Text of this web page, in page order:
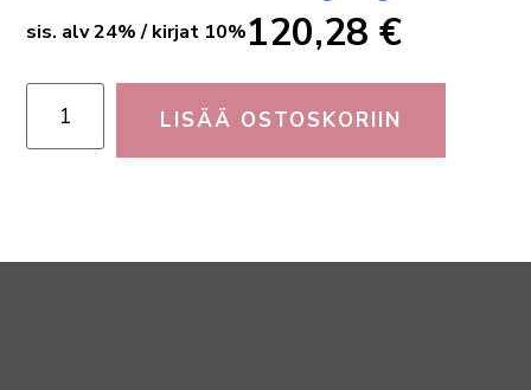
120,28€
sis. alv 24% / kirjat 10%
LISÄÄ OSTOSKORIIN